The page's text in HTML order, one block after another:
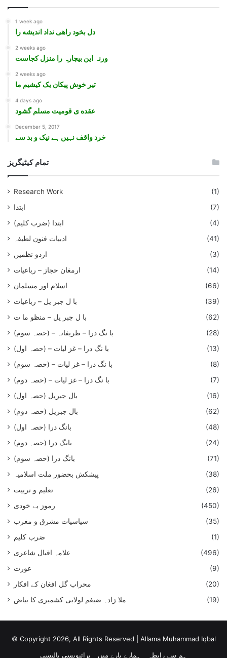
1 week ago
دل بخود راهی نداد اندیشه را
2 weeks ago
ورنہ این بیچارہ را منزل کجاست
2 weeks ago
تیر خوش پیکان یک کیشیم ما
4 days ago
عقده ی قومیت مسلم گشود
December 5, 2017
خرد واقف نہيں ہے نيک و بد سے
تمام کیٹیگریز
Research Work
(1)
ابتدا
(7)
ابتدا (ضرب کلیم)
(4)
ادبیات فنون لطیفہ
(41)
اردو نظمیں
(3)
ارمغان حجاز – رباعیات
(14)
اسلام اور مسلمان
(66)
با ل جبر یل – رباعيات
(39)
با ل جبر یل – منظو ما ت
(62)
با نگ درا – ظریفانہ – (حصہ سوم)
(28)
با نگ درا – غز ليات – (حصہ اول)
(13)
با نگ درا – غز ليات – (حصہ سوم)
(8)
با نگ درا – غز لیات – (حصہ دوم)
(7)
بال جبریل (حصہ اول)
(16)
بال جبریل (حصہ دوم)
(62)
بانگ درا (حصہ اول)
(48)
بانگ درا (حصہ دوم)
(24)
بانگ درا (حصہ سوم)
(71)
پیشکش بحضور ملت اسلامیہ
(38)
تعلیم و تربیت
(26)
رموز بے خودی
(450)
سیاسیات مشرق و مغرب
(35)
ضرب کلیم
(1)
علامہ اقبال شاعری
(496)
عورت
(9)
محراب گل افغان کے افکار
(20)
ملا زادہ ضیغم لولابی کشمیری کا بیاض
(19)
© Copyright 2026, All Rights Reserved | Allama Muhammad Iqbal
پرائیویسی پالیسی
ہمارے بارے میں ہم سے رابطہ